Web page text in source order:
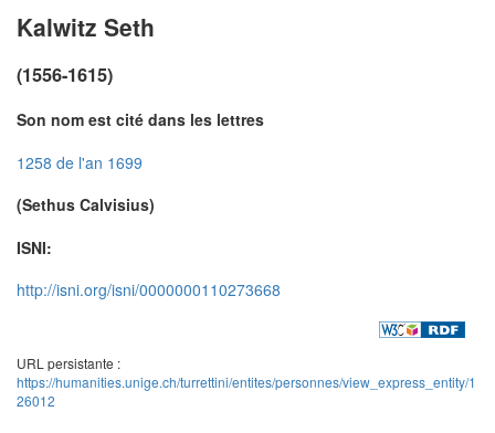
Kalwitz Seth
(1556-1615)
Son nom est cité dans les lettres
1258 de l'an 1699
(Sethus Calvisius)
ISNI:
http://isni.org/isni/0000000110273668
URL persistante :
https://humanities.unige.ch/turrettini/entites/personnes/view_express_entity/1
26012